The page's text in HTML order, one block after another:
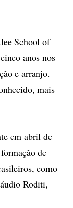
School of
anos nos
e arranjo.
mais
em abril de
de
como
Roditi,